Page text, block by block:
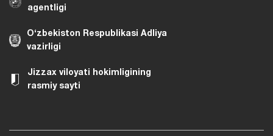
agentligi
O‘zbekiston Respublikasi Adliya
vazirligi
Jizzax viloyati hokimligining
rasmiy sayti